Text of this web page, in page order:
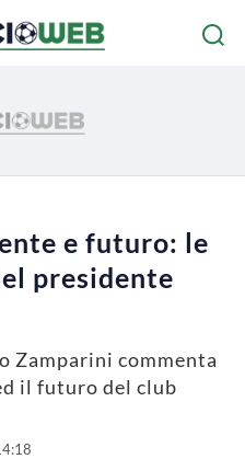
e futuro: le
presidente
Zamparini commenta
il futuro del club